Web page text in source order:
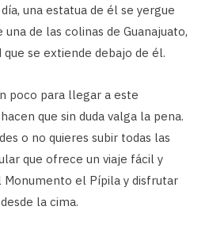
una estatua de él se yergue
de las colinas de Guanajuato,
que se extiende debajo de él.
poco para llegar a este
que sin duda valga la pena.
o no quieres subir todas las
que ofrece un viaje fácil y
el Pípila y disfrutar
la cima.